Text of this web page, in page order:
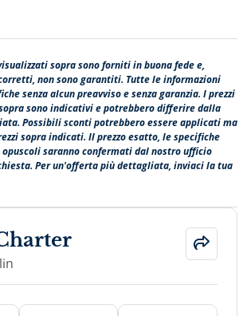
sopra sono forniti in buona fede e,
non sono garantiti. Tutte le informazioni
senza alcun preavviso e senza garanzia. I prezzi
sono indicativi e potrebbero differire dalla
Possibili sconti potrebbero essere applicati ma
sopra indicati. Il prezzo esatto, le specifiche
saranno confermati dal nostro ufficio
Per un'offerta più dettagliata, inviaci la tua